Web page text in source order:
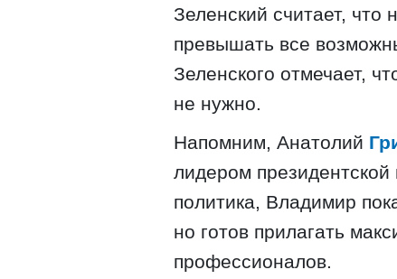
Зеленский считает, что
превышать все
Зеленского отмечает,
не нужно.
Напомним, Анатолий
лидером
политика, Владимир
но готов прилагать
профессионалов.